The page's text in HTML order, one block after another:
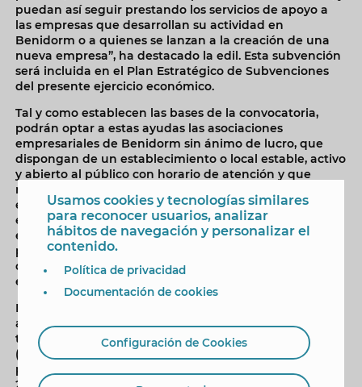
puedan así seguir prestando los servicios de apoyo a
las empresas que desarrollan su actividad en
Benidorm o a quienes se lanzan a la creación de una
nueva empresa”, ha destacado la edil. Esta subvención
será incluida en el Plan Estratégico de Subvenciones
del presente ejercicio económico.
Tal y como establecen las bases de la convocatoria,
podrán optar a estas ayudas las asociaciones
empresariales de Benidorm sin ánimo de lucro, que
dispongan de un establecimiento o local estable, activo
y abierto al público con horario de atención y que
realicen de actividades de apoyo a emprendedores y
empresas de la ciudad. Igualmente, Mónica Gómez ha
explicado que el importe de la ayuda que reciba cada
entidad se destinará a sufragar los gastos del personal
propio que tenga contratada la asociación para
desarrollar las funciones de gestión y administración
en la asociación solicitante.
La presentación de solicitudes, al igual que en años
anteriores, deberá tramitarse de manera telemática, a
través de la Sede Electrónica
(https://sede.benidorm.org), cuyo plazo comenzó el
pasado lunes 27 de abril y finalizará el 31 de octubre de
Usamos cookies y tecnologías similares
para reconocer usuarios, analizar
hábitos de navegación y personalizar el
contenido.
Política de privacidad
Documentación de cookies
Configuración de Cookies